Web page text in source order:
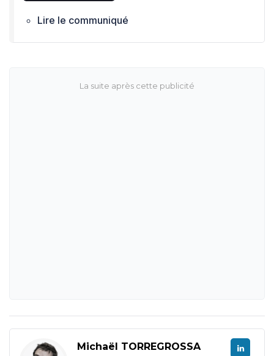
Lire le communiqué
Michaël TORREGROSSA